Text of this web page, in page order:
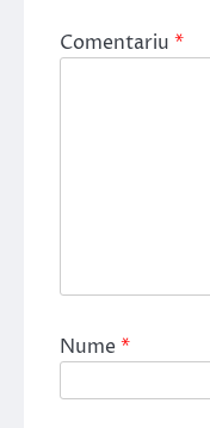
Comentariu *
Nume*